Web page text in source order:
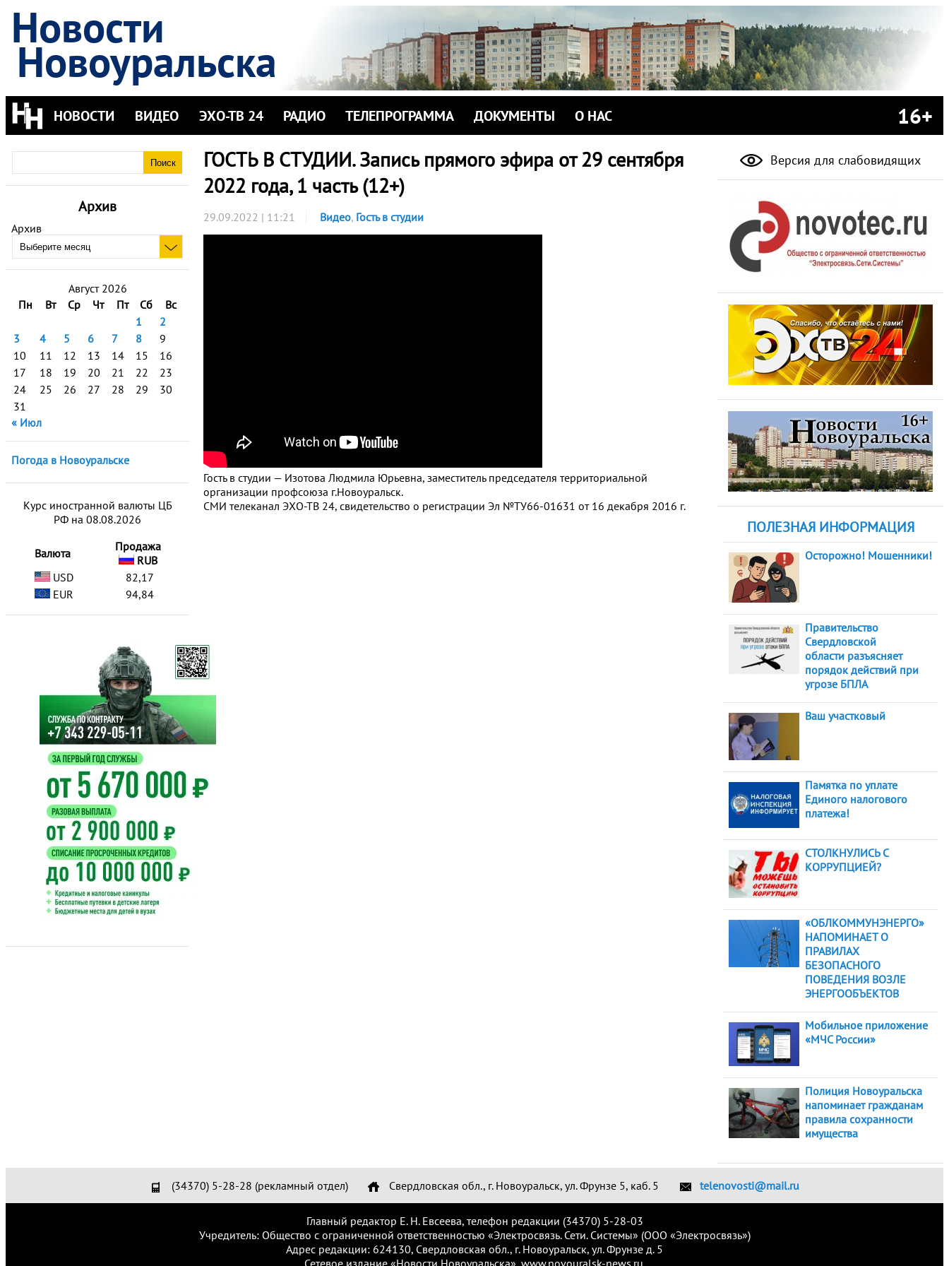
Новости
Новоуральска
НОВОСТИ ВИДЕО ЭХО-ТВ 24 РАДИО ТЕЛЕПРОГРАММА ДОКУМЕНТЫ О НАС 16+
Архив
Архив
Август 2026
Пн
Вт Ср Чт Пт Сб
Вс
1
2
3
4 5 6 7 8
9
10
11 12 13 14 15
16
17
18 19 20 21 22
23
24
25 26 27 28 29
30
31
« Июл
Погода в Новоуральске
Курс иностранной валюты ЦБ
РФ на 08.08.2026
Валюта
Продажа
RUB
USD
82,17
EUR
94,84
ГОСТЬ В СТУДИИ. Запись прямого эфира от 29 сентября
2022 года, 1 часть (12+)
29.09.2022 | 11:21 Видео, Гость в студии
Гость в студии — Изотова Людмила Юрьевна, заместитель председателя территориальной
организации профсоюза г.Новоуральск.
СМИ телеканал ЭХО-ТВ 24, свидетельство о регистрации Эл №ТУ66-01631 от 16 декабря 2016 г.
Версия для слабовидящих
ПОЛЕЗНАЯ ИНФОРМАЦИЯ
Осторожно! Мошенники!
Правительство
Свердловской
области разъясняет
порядок действий при
угрозе БПЛА
Ваш участковый
Памятка по уплате
Единого налогового
платежа!
СТОЛКНУЛИСЬ С
КОРРУПЦИЕЙ?
«ОБЛКОММУНЭНЕРГО»
НАПОМИНАЕТ О
ПРАВИЛАХ
БЕЗОПАСНОГО
ПОВЕДЕНИЯ ВОЗЛЕ
ЭНЕРГООБЪЕКТОВ
Мобильное приложение
«МЧС России»
Полиция Новоуральска
напоминает гражданам
правила сохранности
имущества
(34370) 5-28-28 (рекламный отдел) Свердловская обл., г. Новоуральск, ул. Фрунзе 5, каб. 5 telenovosti@mail.ru
Главный редактор Е. Н. Евсеева, телефон редакции (34370) 5-28-03
Учредитель: Общество с ограниченной ответственностью «Электросвязь. Сети. Системы» (ООО «Электросвязь»)
Адрес редакции: 624130, Свердловская обл., г. Новоуральск, ул. Фрунзе д. 5